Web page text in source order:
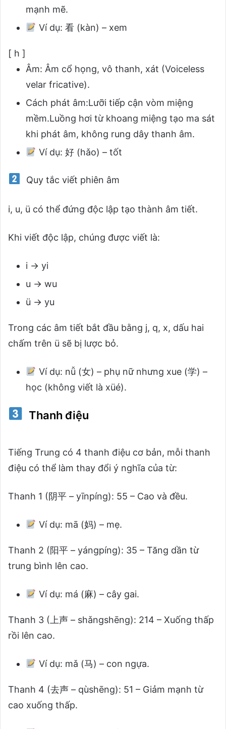
mạnh mẽ.
Ví dụ: 看 (kàn) – xem
[ h ]
Âm: Âm cổ họng, vô thanh, xát (Voiceless
velar fricative).
Cách phát âm:Lưỡi tiếp cận vòm miệng
mềm.Luồng hơi từ khoang miệng tạo ma sát
khi phát âm, không rung dây thanh âm.
Ví dụ: 好 (hǎo) – tốt
Quy tắc viết phiên âm
i, u, ü có thể đứng độc lập tạo thành âm tiết.
Khi viết độc lập, chúng được viết là:
i → yi
u → wu
ü → yu
Trong các âm tiết bắt đầu bằng j, q, x, dấu hai
chấm trên ü sẽ bị lược bỏ.
Ví dụ: nǚ (女) – phụ nữ nhưng xue (学) –
học (không viết là xüé).
Thanh điệu
Tiếng Trung có 4 thanh điệu cơ bản, mỗi thanh
điệu có thể làm thay đổi ý nghĩa của từ:
Thanh 1 (阴平 – yīnpíng): 55 – Cao và đều.
Ví dụ: mā (妈) – mẹ.
Thanh 2 (阳平 – yángpíng): 35 – Tăng dần từ
trung bình lên cao.
Ví dụ: má (麻) – cây gai.
Thanh 3 (上声 – shǎngshēng): 214 – Xuống thấp
rồi lên cao.
Ví dụ: mǎ (马) – con ngựa.
Thanh 4 (去声 – qùshēng): 51 – Giảm mạnh từ
cao xuống thấp.